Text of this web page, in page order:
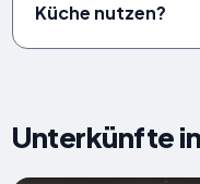
Küche nutzen?
Unterkünfte